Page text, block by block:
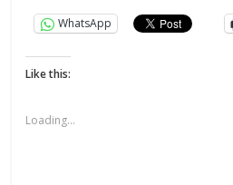
WhatsApp
Like this:
Loading...